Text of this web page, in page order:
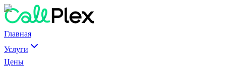
Главная
Услуги
Цены